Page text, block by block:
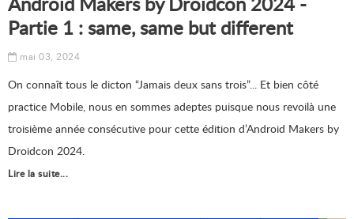
Partie 1 : same, same but different
mai 03, 2024
On connaît tous le dicton “Jamais deux sans trois”... Et bien côté
practice Mobile, nous en sommes adeptes puisque nous revoilà une
troisième année consécutive pour cette édition d’Android Makers by
Droidcon 2024.
Lire la suite...